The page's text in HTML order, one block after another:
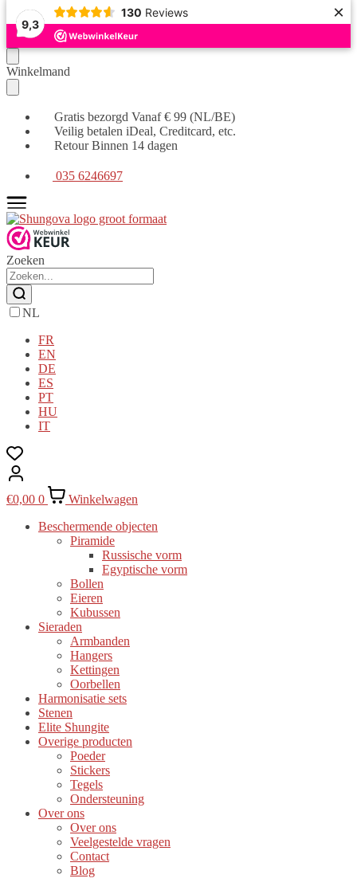
9,3
130 Reviews ×
Verder
naar
navigatie
Ga
naar
de
inhoud
Winkelmand
Gratis bezorgd Vanaf € 99 (NL/BE)
Veilig betalen iDeal, Creditcard, etc.
Retour Binnen 14 dagen
035 6246697
Zoeken
NL
FR
EN
DE
ES
PT
HU
IT
€0,00 0
Winkelwagen
Beschermende objecten
Piramide
Russische vorm
Egyptische vorm
Bollen
Eieren
Kubussen
Sieraden
Armbanden
Hangers
Kettingen
Oorbellen
Harmonisatie sets
Stenen
Elite Shungite
Overige producten
Poeder
Stickers
Tegels
Ondersteuning
Over ons
Over ons
Veelgestelde vragen
Contact
Blog